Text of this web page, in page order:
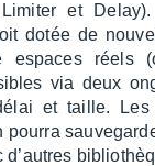
Limi­ter et
dotée de
espaces réels
via deux
et taille.
pourra
d’autres